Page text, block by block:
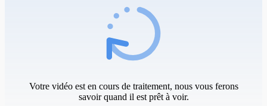
Votre vidéo est en cours de traitement, nous vous ferons
savoir quand il est prêt à voir.